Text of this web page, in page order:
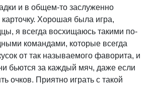
и в общем-то заслуженно
Хорошая была игра,
я всегда восхищаюсь такими по-
командами, которые всегда
от так называемого фаворита, и
бьются за каждый мяч, даже если
очков. Приятно играть с такой